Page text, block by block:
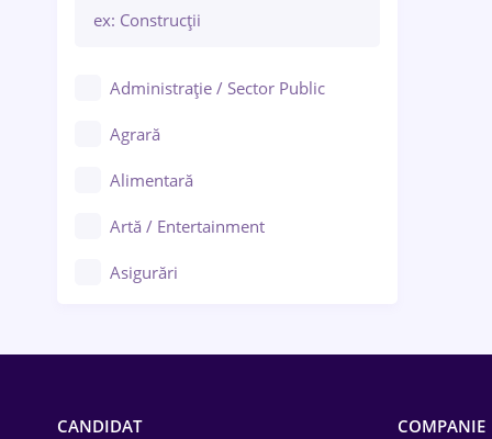
Administrație / Sector Public
Agrară
Alimentară
Artă / Entertainment
Asigurări
CANDIDAT COMPANIE